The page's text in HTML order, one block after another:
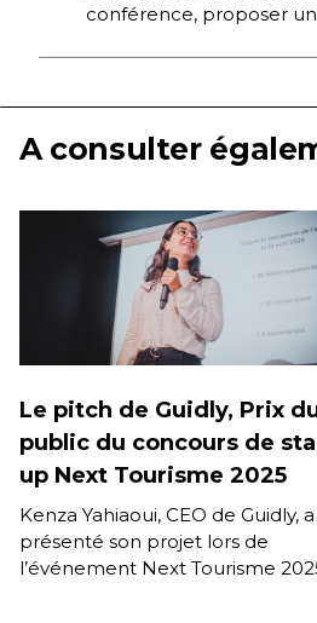
conférence, proposer
A consulter
Le pitch de Guidly, Prix
public du concours de
up Next Tourisme 2025
Kenza Yahiaoui, CEO de Guidly, a
présenté son projet lors de
l’événement Next Tourisme